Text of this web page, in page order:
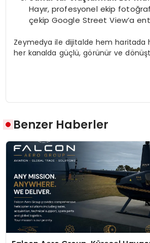
Hayır, profesyonel ekip
çekip Google Street View’a
Zeymedya ile dijitalde hem haritada
her kanalda güçlü, görünür ve
Benzer Haberler